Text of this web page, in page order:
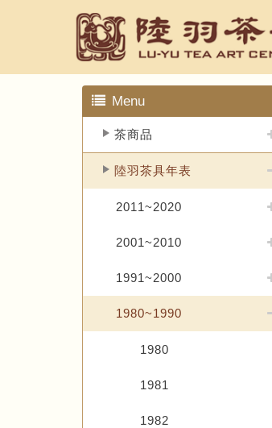
Menu
茶商品
陸羽茶具年表
2011~2020
2001~2010
1991~2000
1980~1990
1980
1981
1982